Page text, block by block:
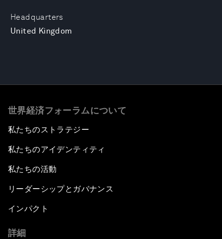
Headquarters
United Kingdom
世界経済フォーラムについて
私たちのストラテジー
私たちのアイデンティティ
私たちの活動
リーダーシップとガバナンス
インパクト
詳細